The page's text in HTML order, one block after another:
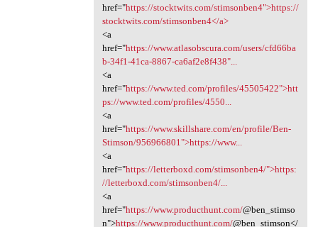
href="https://stocktwits.com/stimsonben4">https://
stocktwits.com/stimsonben4</a>
<a
href="https://www.atlasobscura.com/users/cfd66ba
b-34f1-41ca-8867-ca6af2e8f438"...
<a
href="https://www.ted.com/profiles/45505422">htt
ps://www.ted.com/profiles/4550...
<a
href="https://www.skillshare.com/en/profile/Ben-
Stimson/956966801">https://www...
<a
href="https://letterboxd.com/stimsonben4/">https:
//letterboxd.com/stimsonben4/...
<a
href="https://www.producthunt.com/@ben_stimso
n">https://www.producthunt.com/@ben_stimson</